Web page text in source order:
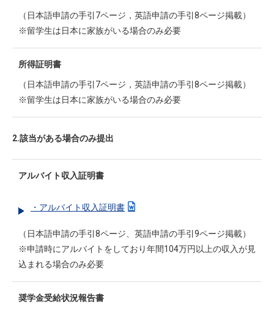
（日本語申請の手引7ページ，英語申請の手引8ページ掲載）
※留学生は日本に家族がいる場合のみ必要
所得証明書
（日本語申請の手引7ページ，英語申請の手引8ページ掲載）
※留学生は日本に家族がいる場合のみ必要
2.該当がある場合のみ提出
アルバイト収入証明書
・アルバイト収入証明書
（日本語申請の手引8ページ、英語申請の手引9ページ掲載）
※申請時にアルバイトをしており年間104万円以上の収入が見
込まれる場合のみ必要
奨学金受給状況報告書